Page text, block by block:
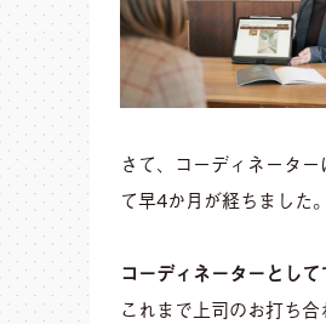
さて、コーディネータ
て早4か月が経ちました。
コーディネーターとして
これまで上司のお打ち